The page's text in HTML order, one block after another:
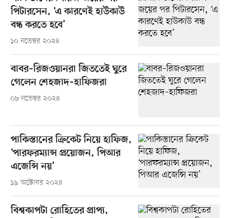
পিটারসেন, ‘এ কারণেই হাউকাউ
বন্ধ করতে হবে’
১০ নভেম্বর ২০২৪
বাবর–রিজওয়ানরা জিততেই ঘুরে
গেলেন শেহজাদ–হাফিজরা
০৮ নভেম্বর ২০২৪
পাকিস্তানের ক্রিকেট নিয়ে হাফিজ,
‘পারফরম্যান্স প্রয়োজন, পিআর
এজেন্সি নয়’
১৯ অক্টোবর ২০২৪
বিশ্বকাপটা রোহিতের প্রাপ্য,